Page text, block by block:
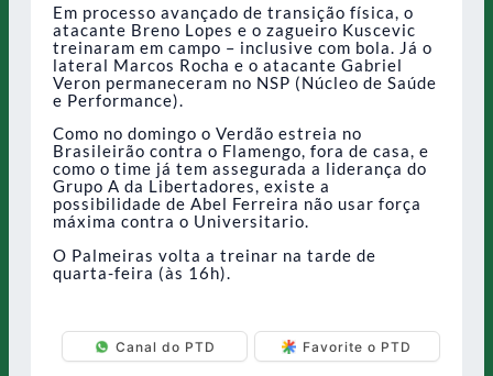
Em processo avançado de transição física, o
atacante Breno Lopes e o zagueiro Kuscevic
treinaram em campo – inclusive com bola. Já o
lateral Marcos Rocha e o atacante Gabriel
Veron permaneceram no NSP (Núcleo de Saúde
e Performance).
Como no domingo o Verdão estreia no
Brasileirão contra o Flamengo, fora de casa, e
como o time já tem assegurada a liderança do
Grupo A da Libertadores, existe a
possibilidade de Abel Ferreira não usar força
máxima contra o Universitario.
O Palmeiras volta a treinar na tarde de
quarta-feira (às 16h).
Canal do PTD Favorite o PTD